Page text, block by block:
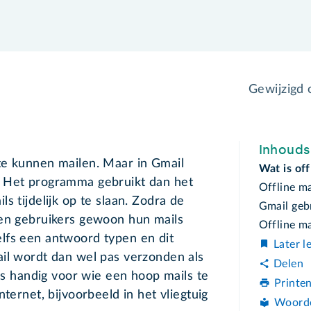
Gewijzigd
kunnen mailen. Maar in Gmail
programma gebruikt dan het
tijdelijk op te slaan. Zodra de
gebruikers gewoon hun mails
een antwoord typen en dit
wordt dan wel pas verzonden als
handig voor wie een hoop mails te
bijvoorbeeld in het vliegtuig
Wat is
Offline
Gmail
Offline
Later
Delen